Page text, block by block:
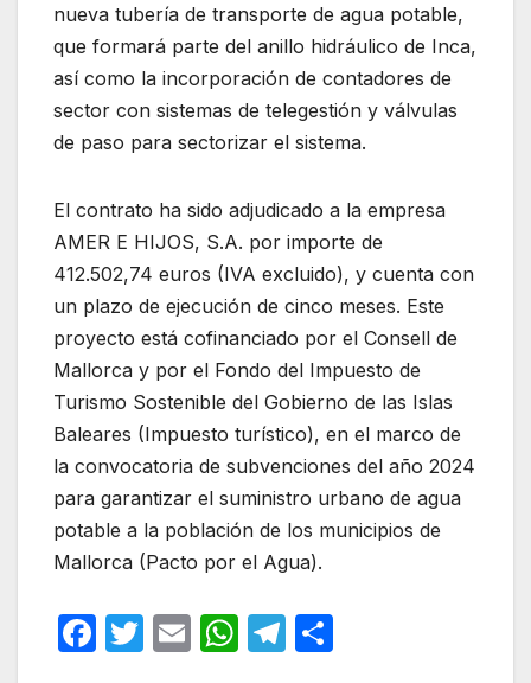
nueva tubería de transporte de agua potable,
que formará parte del anillo hidráulico de Inca,
así como la incorporación de contadores de
sector con sistemas de telegestión y válvulas
de paso para sectorizar el sistema.
El contrato ha sido adjudicado a la empresa
AMER E HIJOS, S.A. por importe de
412.502,74 euros (IVA excluido), y cuenta con
un plazo de ejecución de cinco meses. Este
proyecto está cofinanciado por el Consell de
Mallorca y por el Fondo del Impuesto de
Turismo Sostenible del Gobierno de las Islas
Baleares (Impuesto turístico), en el marco de
la convocatoria de subvenciones del año 2024
para garantizar el suministro urbano de agua
potable a la población de los municipios de
Mallorca (Pacto por el Agua).
F
T
E
W T